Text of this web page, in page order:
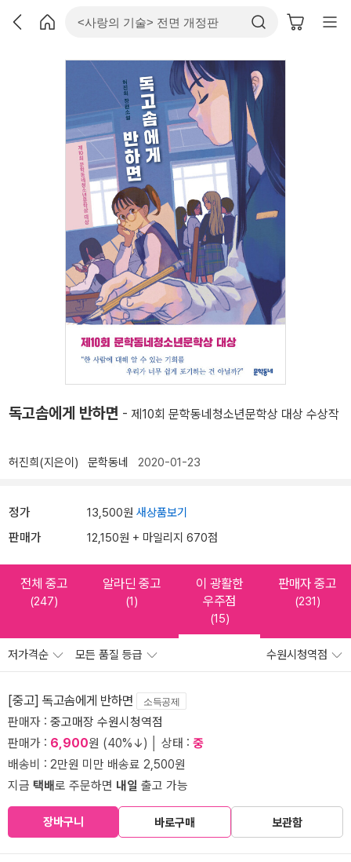
독고솜에게 반하면 - 제10회 문학동네청소년문학상 대상 수상작
허진희(지은이) 문학동네 2020-01-23
정가 13,500원 새상품보기
판매가 12,150원 + 마일리지 670점
전체 중고
(247)
알라딘 중고
(1)
이 광활한
우주점
(15)
판매자 중고
(231)
저가격순 모든 품질 등급 수원시청역점
[중고] 독고솜에게 반하면 소득공제
판매자 : 중고매장 수원시청역점
판매가 : 6,900원 (40%↓) │ 상태 : 중
배송비 : 2만원 미만 배송료 2,500원
지금 택배로 주문하면 내일 출고 가능
장바구니 바로구매 보관함